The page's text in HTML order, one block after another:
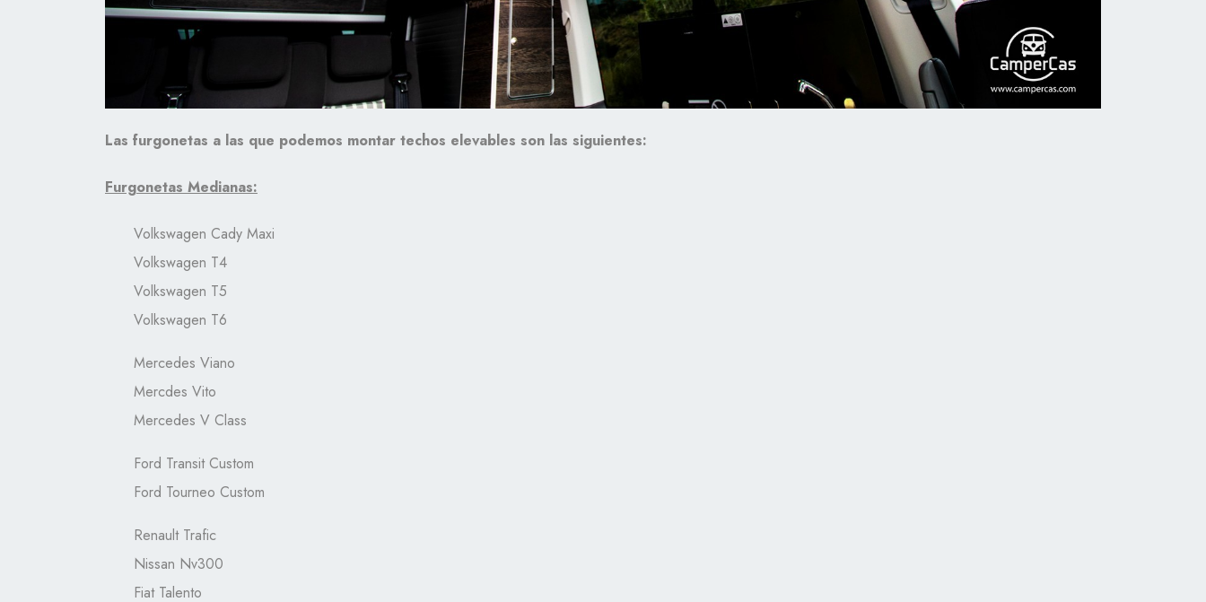
Las furgonetas a las que podemos montar techos elevables son las siguientes:
Furgonetas Medianas:
Volkswagen Cady Maxi
Volkswagen T4
Volkswagen T5
Volkswagen T6
Mercedes Viano
Mercdes Vito
Mercedes V Class
Ford Transit Custom
Ford Tourneo Custom
Renault Trafic
Nissan Nv300
Fiat Talento